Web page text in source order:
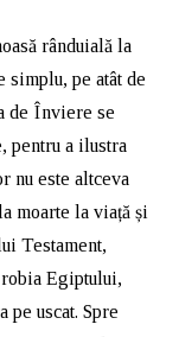
rânduială la
simplu, pe atât de
de Înviere se
pentru a ilustra
nu este altceva
moarte la viață și
Testament,
Egiptului,
pe uscat. Spre